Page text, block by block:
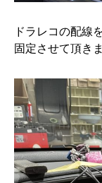
ドラレコの配線
固定させて頂き